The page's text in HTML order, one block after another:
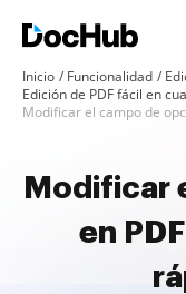
Inicio Funcionalidad
Edición de PDF fácil en
Modificar el campo de
Modificar
en